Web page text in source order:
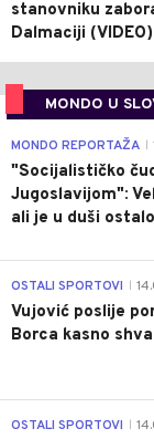
stanovniku
Dalmaciji (VIDEO)
MONDO U
MONDO REPORTAŽA
"Socijalističko
Jugoslavijom":
ali je u duši
OSTALI SPORTOVI
Vujović poslije
Borca kasno
OSTALI SPORTOVI